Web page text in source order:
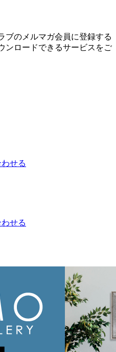
ブのメルマガ会員に登録する
ンロードできるサービスをご
せる
せる